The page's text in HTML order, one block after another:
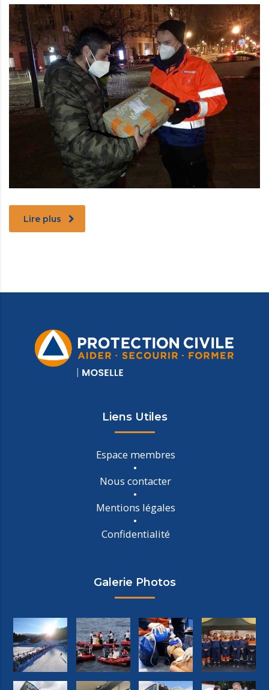
Lire plus
Liens Utiles
Espace membres
Nous contacter
Mentions légales
Confidentialité
Galerie Photos